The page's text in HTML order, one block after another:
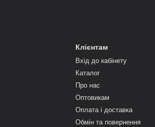
Клієнтам
Вхід до кабінету
Каталог
Про нас
Оптовикам
Оплата і доставка
Обмін та повернення